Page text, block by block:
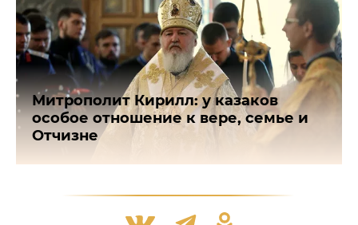
Митрополит Кирилл: у казаков
особое отношение к вере, семье и
Отчизне